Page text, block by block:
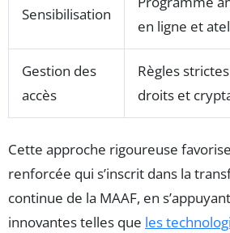
Sensibilisation
en ligne et
Gestion des
accès
Règles
droits et
Cette approche rigoureuse
renforcée qui s’inscrit dans la
continue de la MAAF, en
innovantes telles que les